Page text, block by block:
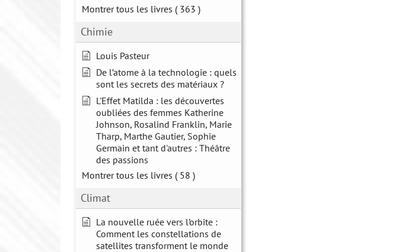
Montrer tous les livres ( 363 )
Chimie
Louis Pasteur
De l’atome à la technologie : quels
sont les secrets des matériaux ?
L'Effet Matilda : les découvertes
oubliées des femmes Katherine
Johnson, Rosalind Franklin, Marie
Tharp, Marthe Gautier, Sophie
Germain et tant d'autres : Théâtre
des passions
Montrer tous les livres ( 58 )
Climat
La nouvelle ruée vers l’orbite :
Comment les constellations de
satellites transforment le monde